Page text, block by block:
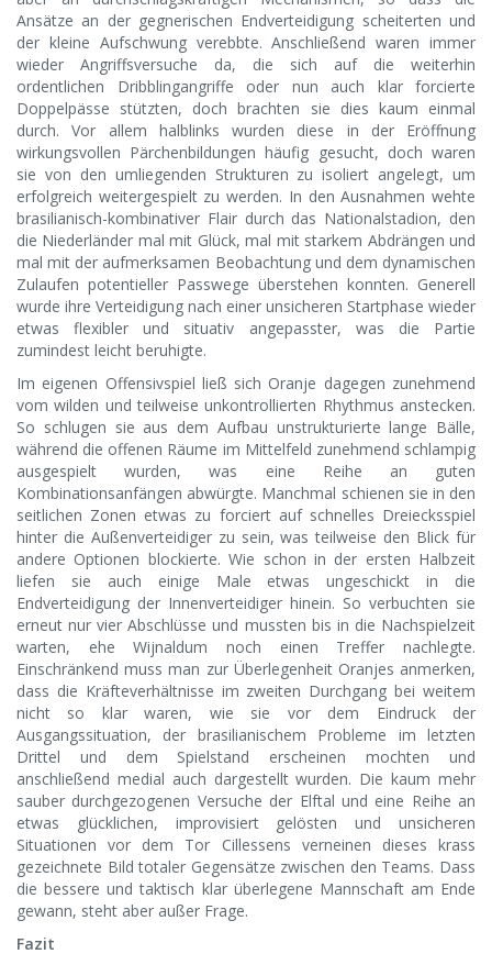
Ansätze an der gegnerischen Endverteidigung scheiterten und
der kleine Aufschwung verebbte. Anschließend waren immer
wieder Angriffsversuche da, die sich auf die weiterhin
ordentlichen Dribblingangriffe oder nun auch klar forcierte
Doppelpässe stützten, doch brachten sie dies kaum einmal
durch. Vor allem halblinks wurden diese in der Eröffnung
wirkungsvollen Pärchenbildungen häufig gesucht, doch waren
sie von den umliegenden Strukturen zu isoliert angelegt, um
erfolgreich weitergespielt zu werden. In den Ausnahmen wehte
brasilianisch-kombinativer Flair durch das Nationalstadion, den
die Niederländer mal mit Glück, mal mit starkem Abdrängen und
mal mit der aufmerksamen Beobachtung und dem dynamischen
Zulaufen potentieller Passwege überstehen konnten. Generell
wurde ihre Verteidigung nach einer unsicheren Startphase wieder
etwas flexibler und situativ angepasster, was die Partie
zumindest leicht beruhigte.
Im eigenen Offensivspiel ließ sich Oranje dagegen zunehmend
vom wilden und teilweise unkontrollierten Rhythmus anstecken.
So schlugen sie aus dem Aufbau unstrukturierte lange Bälle,
während die offenen Räume im Mittelfeld zunehmend schlampig
ausgespielt wurden, was eine Reihe an guten
Kombinationsanfängen abwürgte. Manchmal schienen sie in den
seitlichen Zonen etwas zu forciert auf schnelles Dreiecksspiel
hinter die Außenverteidiger zu sein, was teilweise den Blick für
andere Optionen blockierte. Wie schon in der ersten Halbzeit
liefen sie auch einige Male etwas ungeschickt in die
Endverteidigung der Innenverteidiger hinein. So verbuchten sie
erneut nur vier Abschlüsse und mussten bis in die Nachspielzeit
warten, ehe Wijnaldum noch einen Treffer nachlegte.
Einschränkend muss man zur Überlegenheit Oranjes anmerken,
dass die Kräfteverhältnisse im zweiten Durchgang bei weitem
nicht so klar waren, wie sie vor dem Eindruck der
Ausgangssituation, der brasilianischem Probleme im letzten
Drittel und dem Spielstand erscheinen mochten und
anschließend medial auch dargestellt wurden. Die kaum mehr
sauber durchgezogenen Versuche der Elftal und eine Reihe an
etwas glücklichen, improvisiert gelösten und unsicheren
Situationen vor dem Tor Cillessens verneinen dieses krass
gezeichnete Bild totaler Gegensätze zwischen den Teams. Dass
die bessere und taktisch klar überlegene Mannschaft am Ende
gewann, steht aber außer Frage.
Fazit